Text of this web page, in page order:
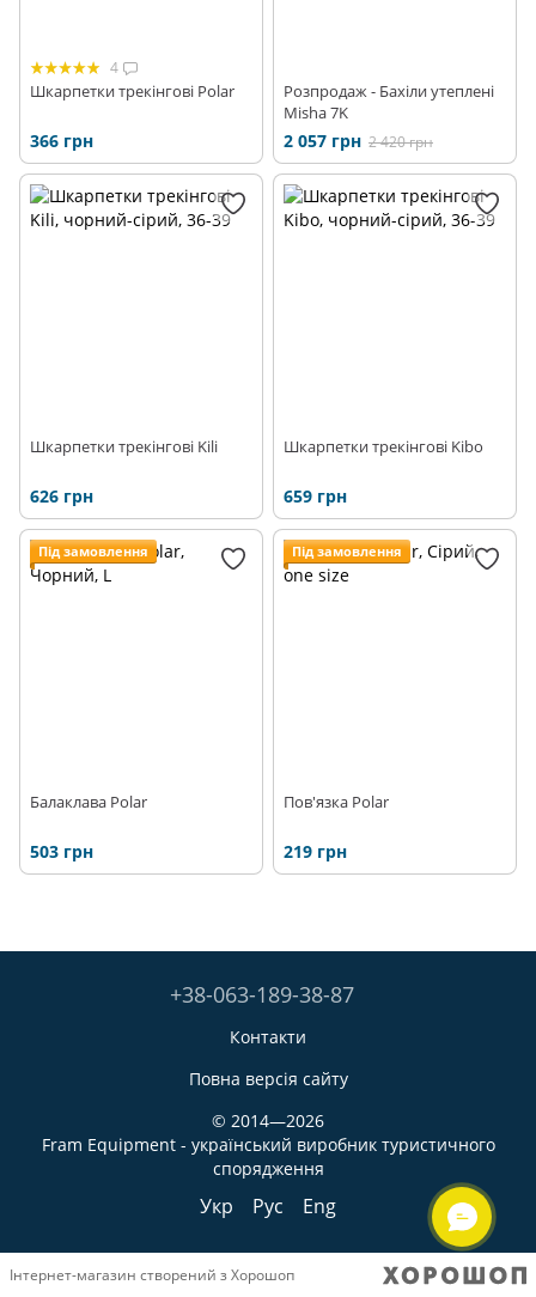
4
Шкарпетки трекінгові Polar
366 грн
Розпродаж - Бахіли утеплені
Misha 7K
2 057 грн 2 420 грн
Шкарпетки трекінгові Kili
626 грн
Шкарпетки трекінгові Kibo
659 грн
Під замовлення
Балаклава Polar
503 грн
Під замовлення
Пов'язка Polar
219 грн
+38-063-189-38-87
Контакти
Повна версія сайту
© 2014—2026
Fram Equipment - український виробник туристичного
спорядження
Укр Рус Eng
Інтернет-магазин створений з Хорошоп